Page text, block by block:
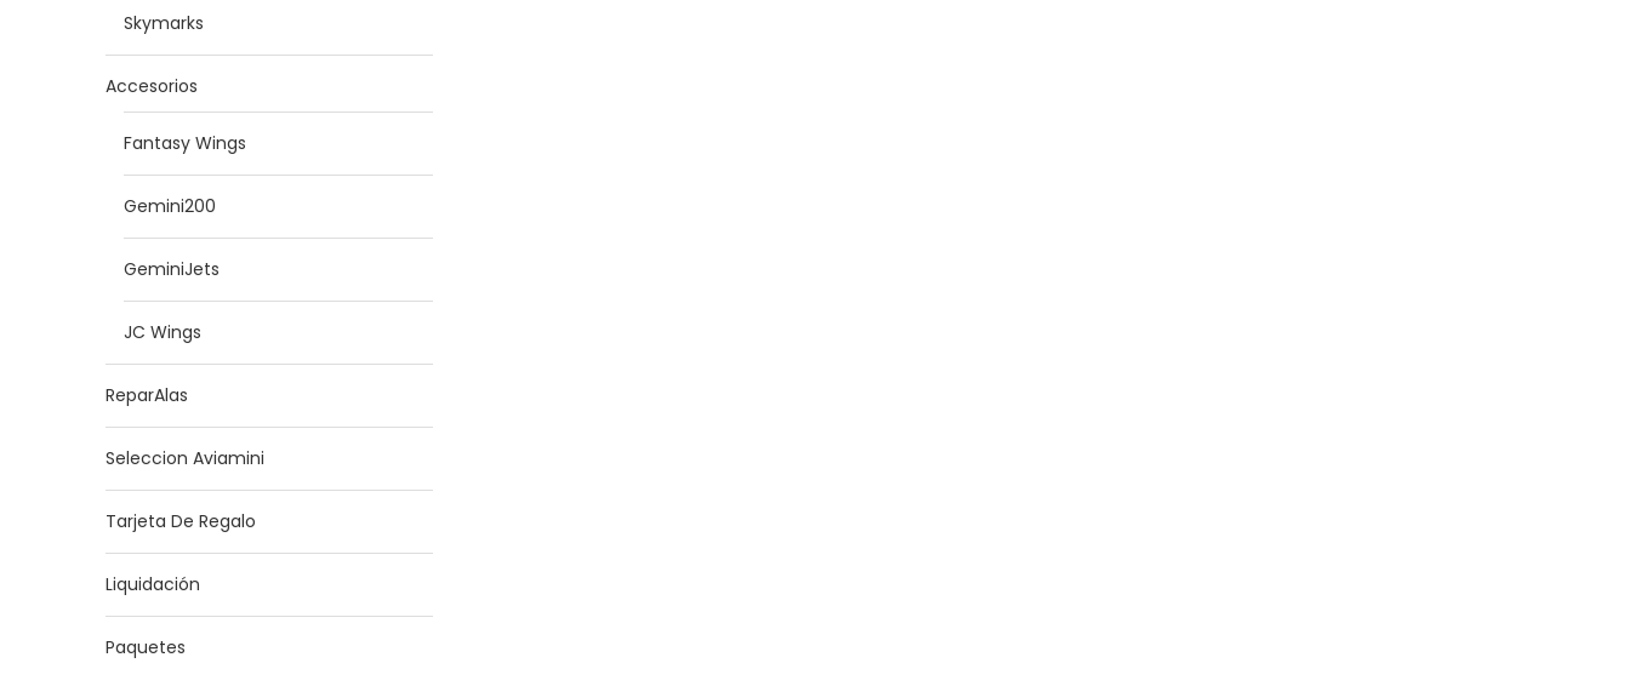
Skymarks
Accesorios
Fantasy Wings
Gemini200
GeminiJets
JC Wings
ReparAlas
Seleccion Aviamini
Tarjeta De Regalo
Liquidación
Paquetes